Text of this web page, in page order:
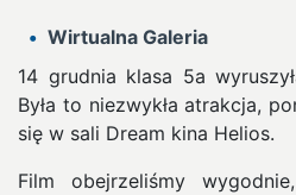
Wirtualna Galeria
14 grudnia klasa 5a
Była to niezwykła atrakcja,
się w sali Dream kina Helios.
Film obejrzeliśmy